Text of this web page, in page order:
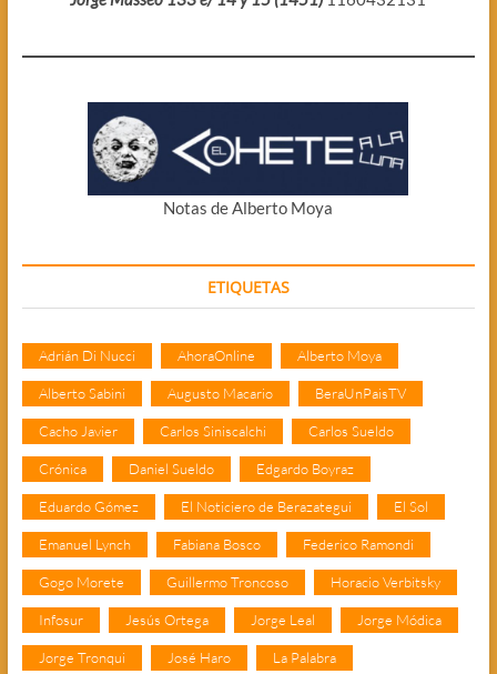
Notas de Alberto Moya
ETIQUETAS
Adrián Di Nucci AhoraOnline Alberto Moya
Alberto Sabini Augusto Macario BeraUnPaisTV
Cacho Javier Carlos Siniscalchi Carlos Sueldo
Crónica Daniel Sueldo Edgardo Boyraz
Eduardo Gómez El Noticiero de Berazategui El Sol
Emanuel Lynch Fabiana Bosco Federico Ramondi
Gogo Morete Guillermo Troncoso Horacio Verbitsky
Infosur Jesús Ortega Jorge Leal Jorge Módica
Jorge Tronqui José Haro La Palabra